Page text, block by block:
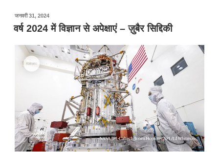
जनवरी 31, 2024पर
प्रकाशित
किया
वर्ष 2024 में विज्ञान से अपेक्षाएं – ज़ुबैर सिद्दिकी